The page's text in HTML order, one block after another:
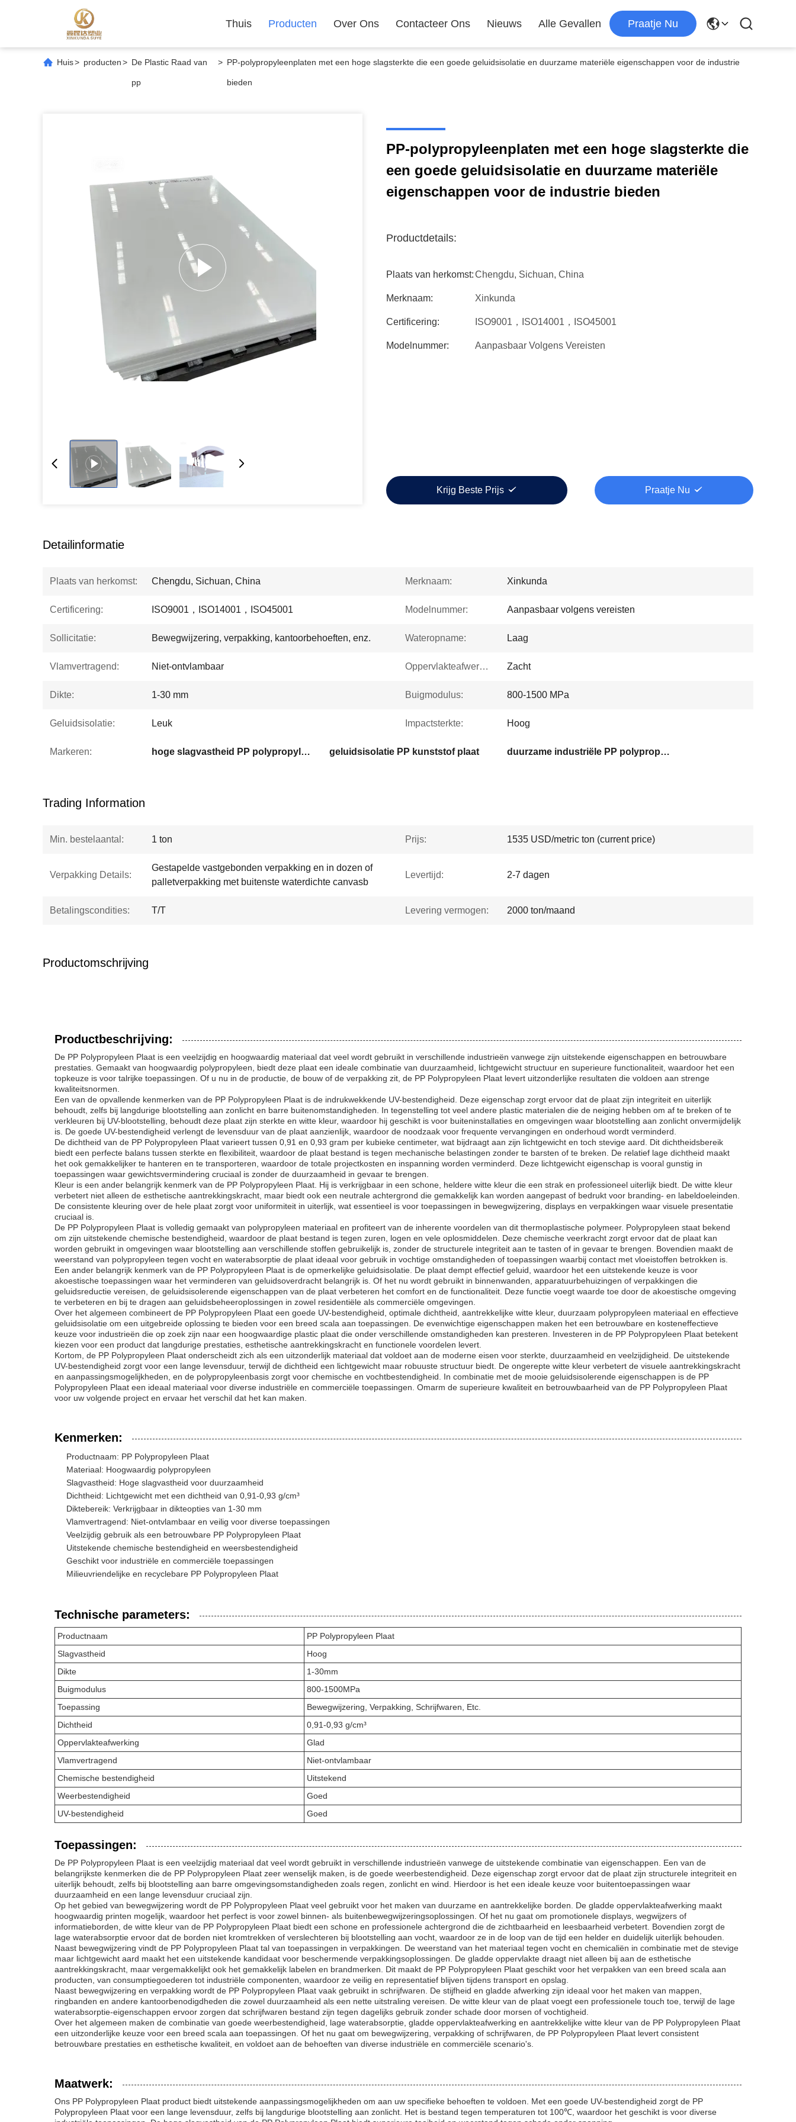
Thuis Producten Over Ons Contacteer Ons Nieuws Alle Gevallen Praatje Nu
Huis> producten> De Plastic Raad van
pp
> PP-polypropyleenplaten met een hoge slagsterkte die een goede geluidsisolatie en duurzame materiële eigenschappen voor de industrie
bieden
PP-polypropyleenplaten met een hoge slagsterkte die
een goede geluidsisolatie en duurzame materiële
eigenschappen voor de industrie bieden
Productdetails:
Plaats van herkomst:Chengdu, Sichuan, China
Merknaam: Xinkunda
Certificering: ISO9001，ISO14001，ISO45001
Modelnummer: Aanpasbaar Volgens Vereisten
Krijg Beste Prijs Praatje Nu
Detailinformatie
Plaats van herkomst: Chengdu, Sichuan, China Merknaam: Xinkunda
Certificering: ISO9001，ISO14001，ISO45001 Modelnummer: Aanpasbaar volgens vereisten
Sollicitatie: Bewegwijzering, verpakking, kantoorbehoeften, enz. Wateropname: Laag
Vlamvertragend: Niet-ontvlambaar Oppervlakteafwerking: Zacht
Dikte: 1-30 mm Buigmodulus: 800-1500 MPa
Geluidsisolatie: Leuk Impactsterkte: Hoog
Markeren: hoge slagvastheid PP polypropyleen plaat geluidsisolatie PP kunststof plaat duurzame industriële PP polypropyleen plaat
Trading Information
Min. bestelaantal: 1 ton Prijs: 1535 USD/metric ton (current price)
Verpakking Details:
Gestapelde vastgebonden verpakking en in dozen of
palletverpakking met buitenste waterdichte canvasb
Levertijd: 2-7 dagen
Betalingscondities: T/T Levering vermogen: 2000 ton/maand
Productomschrijving
Productbeschrijving:
De PP Polypropyleen Plaat is een veelzijdig en hoogwaardig materiaal dat veel wordt gebruikt in verschillende industrieën vanwege zijn uitstekende eigenschappen en betrouwbare
prestaties. Gemaakt van hoogwaardig polypropyleen, biedt deze plaat een ideale combinatie van duurzaamheid, lichtgewicht structuur en superieure functionaliteit, waardoor het een
topkeuze is voor talrijke toepassingen. Of u nu in de productie, de bouw of de verpakking zit, de PP Polypropyleen Plaat levert uitzonderlijke resultaten die voldoen aan strenge
kwaliteitsnormen.
Een van de opvallende kenmerken van de PP Polypropyleen Plaat is de indrukwekkende UV-bestendigheid. Deze eigenschap zorgt ervoor dat de plaat zijn integriteit en uiterlijk
behoudt, zelfs bij langdurige blootstelling aan zonlicht en barre buitenomstandigheden. In tegenstelling tot veel andere plastic materialen die de neiging hebben om af te breken of te
verkleuren bij UV-blootstelling, behoudt deze plaat zijn sterkte en witte kleur, waardoor hij geschikt is voor buiteninstallaties en omgevingen waar blootstelling aan zonlicht onvermijdelijk
is. De goede UV-bestendigheid verlengt de levensduur van de plaat aanzienlijk, waardoor de noodzaak voor frequente vervangingen en onderhoud wordt verminderd.
De dichtheid van de PP Polypropyleen Plaat varieert tussen 0,91 en 0,93 gram per kubieke centimeter, wat bijdraagt aan zijn lichtgewicht en toch stevige aard. Dit dichtheidsbereik
biedt een perfecte balans tussen sterkte en flexibiliteit, waardoor de plaat bestand is tegen mechanische belastingen zonder te barsten of te breken. De relatief lage dichtheid maakt
het ook gemakkelijker te hanteren en te transporteren, waardoor de totale projectkosten en inspanning worden verminderd. Deze lichtgewicht eigenschap is vooral gunstig in
toepassingen waar gewichtsvermindering cruciaal is zonder de duurzaamheid in gevaar te brengen.
Kleur is een ander belangrijk kenmerk van de PP Polypropyleen Plaat. Hij is verkrijgbaar in een schone, heldere witte kleur die een strak en professioneel uiterlijk biedt. De witte kleur
verbetert niet alleen de esthetische aantrekkingskracht, maar biedt ook een neutrale achtergrond die gemakkelijk kan worden aangepast of bedrukt voor branding- en labeldoeleinden.
De consistente kleuring over de hele plaat zorgt voor uniformiteit in uiterlijk, wat essentieel is voor toepassingen in bewegwijzering, displays en verpakkingen waar visuele presentatie
cruciaal is.
De PP Polypropyleen Plaat is volledig gemaakt van polypropyleen materiaal en profiteert van de inherente voordelen van dit thermoplastische polymeer. Polypropyleen staat bekend
om zijn uitstekende chemische bestendigheid, waardoor de plaat bestand is tegen zuren, logen en vele oplosmiddelen. Deze chemische veerkracht zorgt ervoor dat de plaat kan
worden gebruikt in omgevingen waar blootstelling aan verschillende stoffen gebruikelijk is, zonder de structurele integriteit aan te tasten of in gevaar te brengen. Bovendien maakt de
weerstand van polypropyleen tegen vocht en waterabsorptie de plaat ideaal voor gebruik in vochtige omstandigheden of toepassingen waarbij contact met vloeistoffen betrokken is.
Een ander belangrijk kenmerk van de PP Polypropyleen Plaat is de opmerkelijke geluidsisolatie. De plaat dempt effectief geluid, waardoor het een uitstekende keuze is voor
akoestische toepassingen waar het verminderen van geluidsoverdracht belangrijk is. Of het nu wordt gebruikt in binnenwanden, apparatuurbehuizingen of verpakkingen die
geluidsreductie vereisen, de geluidsisolerende eigenschappen van de plaat verbeteren het comfort en de functionaliteit. Deze functie voegt waarde toe door de akoestische omgeving
te verbeteren en bij te dragen aan geluidsbeheeroplossingen in zowel residentiële als commerciële omgevingen.
Over het algemeen combineert de PP Polypropyleen Plaat een goede UV-bestendigheid, optimale dichtheid, aantrekkelijke witte kleur, duurzaam polypropyleen materiaal en effectieve
geluidsisolatie om een uitgebreide oplossing te bieden voor een breed scala aan toepassingen. De evenwichtige eigenschappen maken het een betrouwbare en kosteneffectieve
keuze voor industrieën die op zoek zijn naar een hoogwaardige plastic plaat die onder verschillende omstandigheden kan presteren. Investeren in de PP Polypropyleen Plaat betekent
kiezen voor een product dat langdurige prestaties, esthetische aantrekkingskracht en functionele voordelen levert.
Kortom, de PP Polypropyleen Plaat onderscheidt zich als een uitzonderlijk materiaal dat voldoet aan de moderne eisen voor sterkte, duurzaamheid en veelzijdigheid. De uitstekende
UV-bestendigheid zorgt voor een lange levensduur, terwijl de dichtheid een lichtgewicht maar robuuste structuur biedt. De ongerepte witte kleur verbetert de visuele aantrekkingskracht
en aanpassingsmogelijkheden, en de polypropyleenbasis zorgt voor chemische en vochtbestendigheid. In combinatie met de mooie geluidsisolerende eigenschappen is de PP
Polypropyleen Plaat een ideaal materiaal voor diverse industriële en commerciële toepassingen. Omarm de superieure kwaliteit en betrouwbaarheid van de PP Polypropyleen Plaat
voor uw volgende project en ervaar het verschil dat het kan maken.
Kenmerken:
Productnaam: PP Polypropyleen Plaat
Materiaal: Hoogwaardig polypropyleen
Slagvastheid: Hoge slagvastheid voor duurzaamheid
Dichtheid: Lichtgewicht met een dichtheid van 0,91-0,93 g/cm³
Diktebereik: Verkrijgbaar in dikteopties van 1-30 mm
Vlamvertragend: Niet-ontvlambaar en veilig voor diverse toepassingen
Veelzijdig gebruik als een betrouwbare PP Polypropyleen Plaat
Uitstekende chemische bestendigheid en weersbestendigheid
Geschikt voor industriële en commerciële toepassingen
Milieuvriendelijke en recyclebare PP Polypropyleen Plaat
Technische parameters:
Productnaam
PP Polypropyleen Plaat
Slagvastheid
Hoog
Dikte
1-30mm
Buigmodulus
800-1500MPa
Toepassing
Bewegwijzering, Verpakking, Schrijfwaren, Etc.
Dichtheid
0,91-0,93 g/cm³
Oppervlakteafwerking
Glad
Vlamvertragend
Niet-ontvlambaar
Chemische bestendigheid
Uitstekend
Weerbestendigheid
Goed
UV-bestendigheid
Goed
Toepassingen:
De PP Polypropyleen Plaat is een veelzijdig materiaal dat veel wordt gebruikt in verschillende industrieën vanwege de uitstekende combinatie van eigenschappen. Een van de
belangrijkste kenmerken die de PP Polypropyleen Plaat zeer wenselijk maken, is de goede weerbestendigheid. Deze eigenschap zorgt ervoor dat de plaat zijn structurele integriteit en
uiterlijk behoudt, zelfs bij blootstelling aan barre omgevingsomstandigheden zoals regen, zonlicht en wind. Hierdoor is het een ideale keuze voor buitentoepassingen waar
duurzaamheid en een lange levensduur cruciaal zijn.
Op het gebied van bewegwijzering wordt de PP Polypropyleen Plaat veel gebruikt voor het maken van duurzame en aantrekkelijke borden. De gladde oppervlakteafwerking maakt
hoogwaardig printen mogelijk, waardoor het perfect is voor zowel binnen- als buitenbewegwijzeringsoplossingen. Of het nu gaat om promotionele displays, wegwijzers of
informatieborden, de witte kleur van de PP Polypropyleen Plaat biedt een schone en professionele achtergrond die de zichtbaarheid en leesbaarheid verbetert. Bovendien zorgt de
lage waterabsorptie ervoor dat de borden niet kromtrekken of verslechteren bij blootstelling aan vocht, waardoor ze in de loop van de tijd een helder en duidelijk uiterlijk behouden.
Naast bewegwijzering vindt de PP Polypropyleen Plaat tal van toepassingen in verpakkingen. De weerstand van het materiaal tegen vocht en chemicaliën in combinatie met de stevige
maar lichtgewicht aard maakt het een uitstekende kandidaat voor beschermende verpakkingsoplossingen. De gladde oppervlakte draagt niet alleen bij aan de esthetische
aantrekkingskracht, maar vergemakkelijkt ook het gemakkelijk labelen en brandmerken. Dit maakt de PP Polypropyleen Plaat geschikt voor het verpakken van een breed scala aan
producten, van consumptiegoederen tot industriële componenten, waardoor ze veilig en representatief blijven tijdens transport en opslag.
Naast bewegwijzering en verpakking wordt de PP Polypropyleen Plaat vaak gebruikt in schrijfwaren. De stijfheid en gladde afwerking zijn ideaal voor het maken van mappen,
ringbanden en andere kantoorbenodigdheden die zowel duurzaamheid als een nette uitstraling vereisen. De witte kleur van de plaat voegt een professionele touch toe, terwijl de lage
waterabsorptie-eigenschappen ervoor zorgen dat schrijfwaren bestand zijn tegen dagelijks gebruik zonder schade door morsen of vochtigheid.
Over het algemeen maken de combinatie van goede weerbestendigheid, lage waterabsorptie, gladde oppervlakteafwerking en aantrekkelijke witte kleur van de PP Polypropyleen Plaat
een uitzonderlijke keuze voor een breed scala aan toepassingen. Of het nu gaat om bewegwijzering, verpakking of schrijfwaren, de PP Polypropyleen Plaat levert consistent
betrouwbare prestaties en esthetische kwaliteit, en voldoet aan de behoeften van diverse industriële en commerciële scenario's.
Maatwerk:
Ons PP Polypropyleen Plaat product biedt uitstekende aanpassingsmogelijkheden om aan uw specifieke behoeften te voldoen. Met een goede UV-bestendigheid zorgt de PP
Polypropyleen Plaat voor een lange levensduur, zelfs bij langdurige blootstelling aan zonlicht. Het is bestand tegen temperaturen tot 100℃, waardoor het geschikt is voor diverse